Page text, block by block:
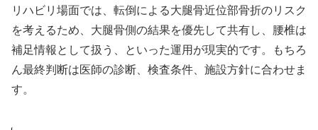
リハビリ場面では、転倒による大腿骨近位部骨折のリスク
を考えるため、大腿骨側の結果を優先して共有し、腰椎は
補足情報として扱う、といった運用が現実的です。もちろ
ん最終判断は医師の診断、検査条件、施設方針に合わせま
す。